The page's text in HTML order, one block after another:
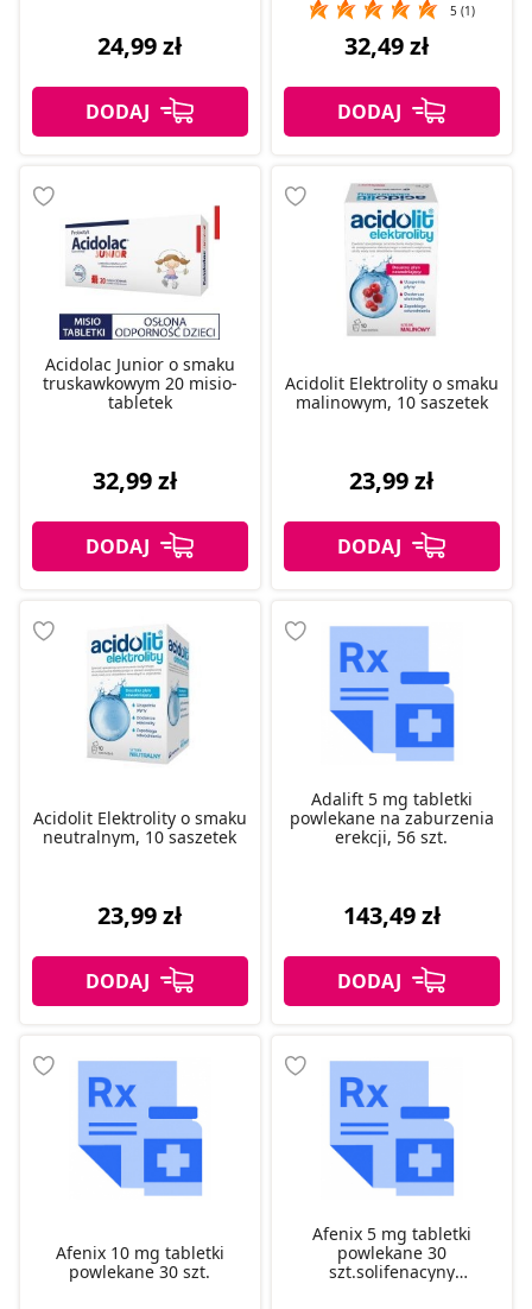
24,99 zł
5 (1)
32,49 zł
Acidolac Junior o smaku
truskawkowym 20 misio-
tabletek
32,99 zł
Acidolit Elektrolity o smaku
malinowym, 10 saszetek
23,99 zł
Acidolit Elektrolity o smaku
neutralnym, 10 saszetek
23,99 zł
Adalift 5 mg tabletki
powlekane na zaburzenia
erekcji, 56 szt.
143,49 zł
Afenix 10 mg tabletki
powlekane 30 szt.
Afenix 5 mg tabletki
powlekane 30
szt.solifenacyny